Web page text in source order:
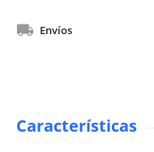
Envíos
Características